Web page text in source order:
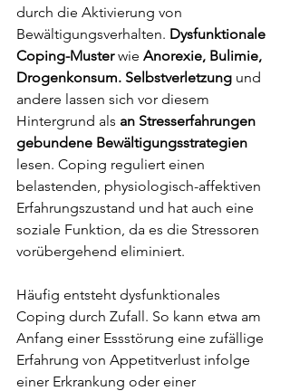
durch die Aktivierung von
Bewältigungsverhalten. Dysfunktionale
Coping-Muster wie Anorexie, Bulimie,
Drogenkonsum. Selbstverletzung und
andere lassen sich vor diesem
Hintergrund als an Stresserfahrungen
gebundene Bewältigungsstrategien
lesen. Coping reguliert einen
belastenden, physiologisch-affektiven
Erfahrungszustand und hat auch eine
soziale Funktion, da es die Stressoren
vorübergehend eliminiert.
Häufig entsteht dysfunktionales
Coping durch Zufall. So kann etwa am
Anfang einer Essstörung eine zufällige
Erfahrung von Appetitverlust infolge
einer Erkrankung oder einer